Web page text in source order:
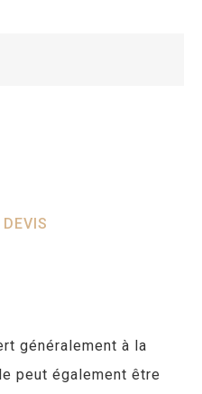
généralement à la
peut également être